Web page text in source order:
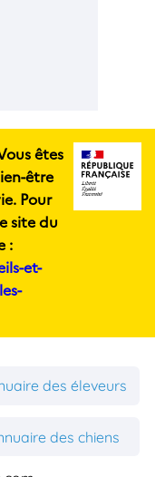
êtes
être
Pour
site du
:
et-
des éleveurs
des chiens